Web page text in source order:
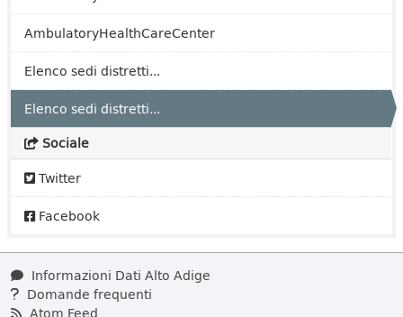
AmbulatoryHealthCareCenter
Elenco sedi distretti...
Elenco sedi distretti...
Sociale
Twitter
Facebook
Informazioni Dati Alto Adige
Domande frequenti
Atom Feed